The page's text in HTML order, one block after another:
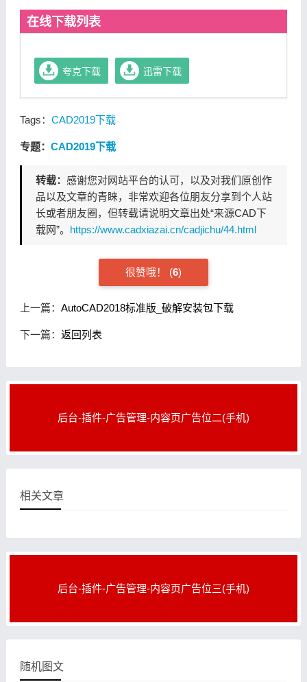
在线下载列表
夸克下载 迅雷下载
Tags： CAD2019下载
专题： CAD2019下载
转载： 感谢您对网站平台的认可，以及对我们原创作
品以及文章的青睐，非常欢迎各位朋友分享到个人站
长或者朋友圈，但转载请说明文章出处“来源CAD下
载网”。 https://www.cadxiazai.cn/cadjichu/44.html
很赞哦！ (6)
上一篇： AutoCAD2018标准版_破解安装包下载
下一篇： 返回列表
后台-插件-广告管理-内容页广告位二(手机)
相关文章
后台-插件-广告管理-内容页广告位三(手机)
随机图文